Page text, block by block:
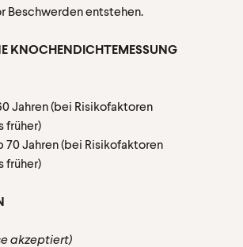
Beschwerden entstehen.
KNOCHENDICHTEMESSUNG
Jahren (bei Risikofaktoren
früher)
70 Jahren (bei Risikofaktoren
früher)
akzeptiert)